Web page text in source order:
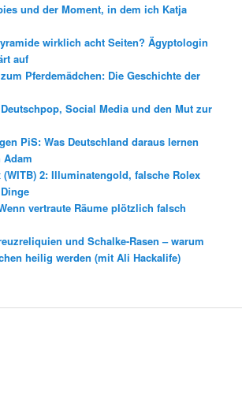
und der Moment, in dem ich Katja
wirklich acht Seiten? Ägyptologin
auf
Pferdemädchen: Die Geschichte der
Social Media und den Mut zur
PiS: Was Deutschland daraus lernen
(WITB) 2: Illuminatengold, falsche Rolex
vertraute Räume plötzlich falsch
und Schalke-Rasen – warum
heilig werden (mit Ali Hackalife)